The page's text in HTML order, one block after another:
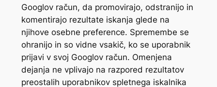
Googlov račun, da promovirajo, odstranijo in
komentirajo rezultate iskanja glede na
njihove osebne preference. Spremembe se
ohranijo in so vidne vsakič, ko se uporabnik
prijavi v svoj Googlov račun. Omenjena
dejanja ne vplivajo na razpored rezultatov
preostalih uporabnikov spletnega iskalnika